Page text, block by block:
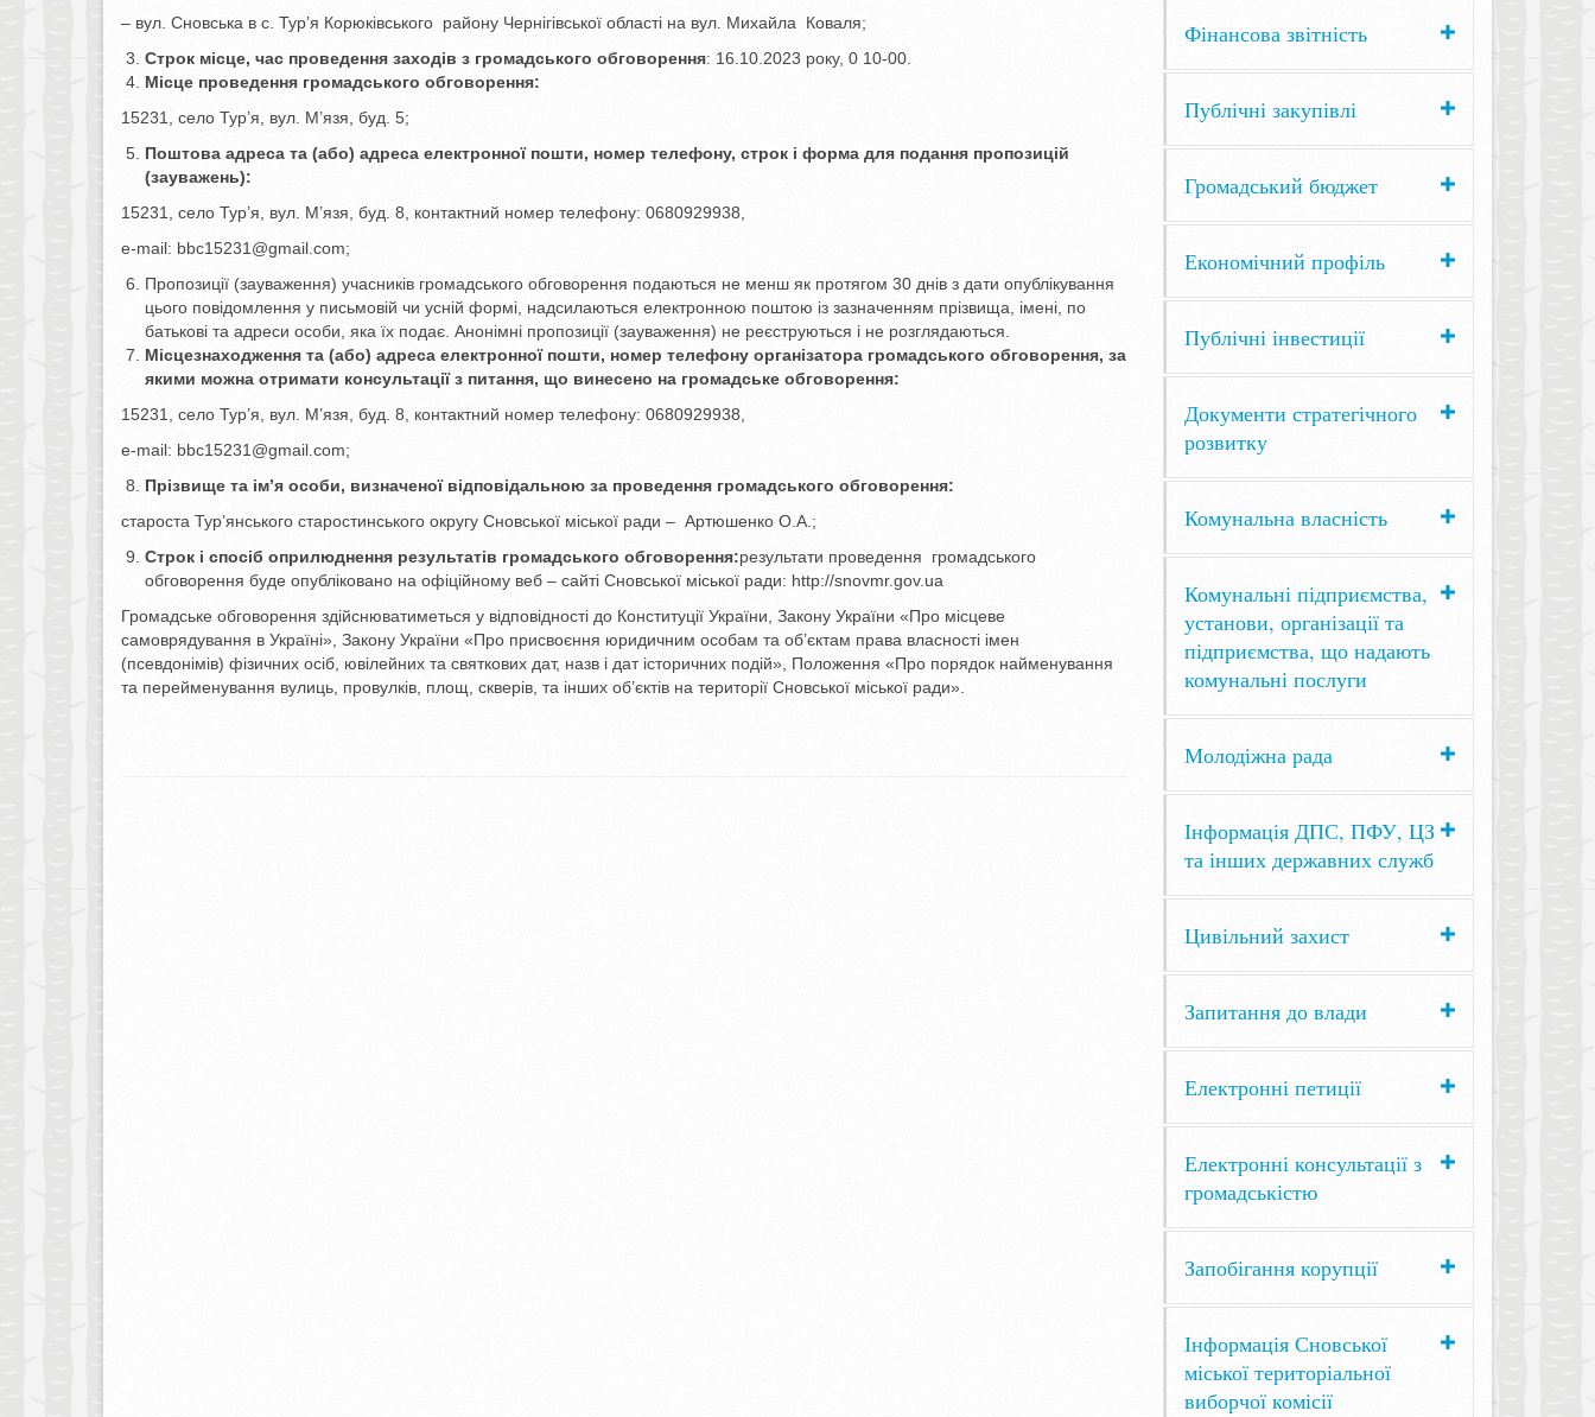
– вул. Сновська в с. Тур’я Корюківського району Чернігівської області на вул. Михайла Коваля;
Строк місце, час проведення заходів з громадського обговорення: 16.10.2023 року, 0 10-00.
Місце проведення громадського обговорення:
15231, село Тур’я, вул. М’язя, буд. 5;
Поштова адреса та (або) адреса електронної пошти, номер телефону, строк і форма для подання пропозицій
(зауважень):
15231, село Тур’я, вул. М’язя, буд. 8, контактний номер телефону: 0680929938,
е-mail: bbc15231@gmail.com;
Пропозиції (зауваження) учасників громадського обговорення подаються не менш як протягом 30 днів з дати опублікування
цього повідомлення у письмовій чи усній формі, надсилаються електронною поштою із зазначенням прізвища, імені, по
батькові та адреси особи, яка їх подає. Анонімні пропозиції (зауваження) не реєструються і не розглядаються.
Місцезнаходження та (або) адреса електронної пошти, номер телефону організатора громадського обговорення, за
якими можна отримати консультації з питання, що винесено на громадське обговорення:
15231, село Тур’я, вул. М’язя, буд. 8, контактний номер телефону: 0680929938,
е-mail: bbc15231@gmail.com;
Прізвище та ім’я особи, визначеної відповідальною за проведення громадського обговорення:
староста Тур’янського старостинського округу Сновської міської ради – Артюшенко О.А.;
Строк і спосіб оприлюднення результатів громадського обговорення:результати проведення громадського
обговорення буде опубліковано на офіційному веб – сайті Сновської міської ради: http://snovmr.gov.ua
Громадське обговорення здійснюватиметься у відповідності до Конституції України, Закону України «Про місцеве
самоврядування в Україні», Закону України «Про присвоєння юридичним особам та об’єктам права власності імен
(псевдонімів) фізичних осіб, ювілейних та святкових дат, назв і дат історичних подій», Положення «Про порядок найменування
та перейменування вулиць, провулків, площ, скверів, та інших об’єктів на території Сновської міської ради».
Фінансова звітність
Публічні закупівлі
Громадський бюджет
Економічний профіль
Публічні інвестиції
Документи стратегічного
розвитку
Комунальна власність
Комунальні підприємства,
установи, організації та
підприємства, що надають
комунальні послуги
Молодіжна рада
Інформація ДПС, ПФУ, ЦЗ
та інших державних служб
Цивільний захист
Запитання до влади
Електронні петиції
Електронні консультації з
громадськістю
Запобігання корупції
Інформація Сновської
міської територіальної
виборчої комісії